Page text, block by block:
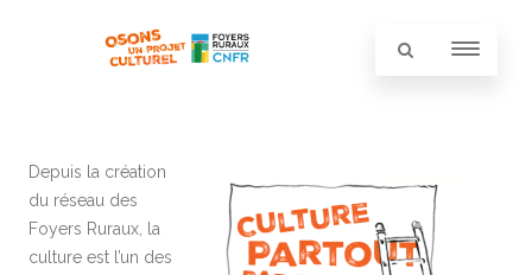
Depuis la création
du réseau des
Foyers Ruraux, la
culture est l’un des